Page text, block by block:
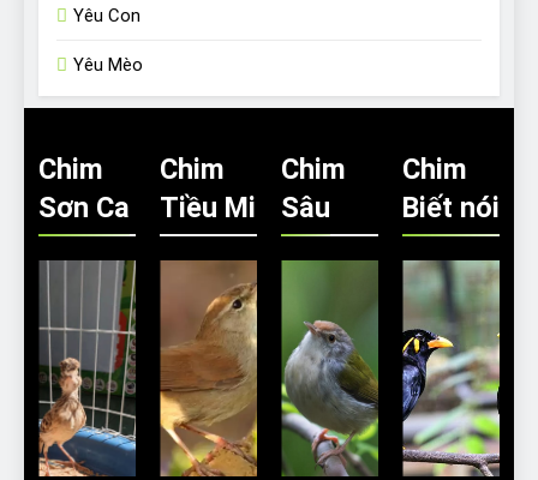
Yêu Con
Yêu Mèo
Chim
Sơn Ca
Chim
Tiều Mi
Chim
Sâu
Chim
Biết nói